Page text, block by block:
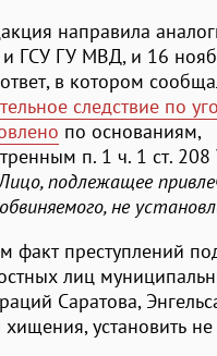
направила
ГСУ ГУ МВД, и 16
в котором
следствие по
по основаниям,
п. 1 ч. 1 ст.
подлежащее
не
факт преступлений
лиц
Саратова,
установить не